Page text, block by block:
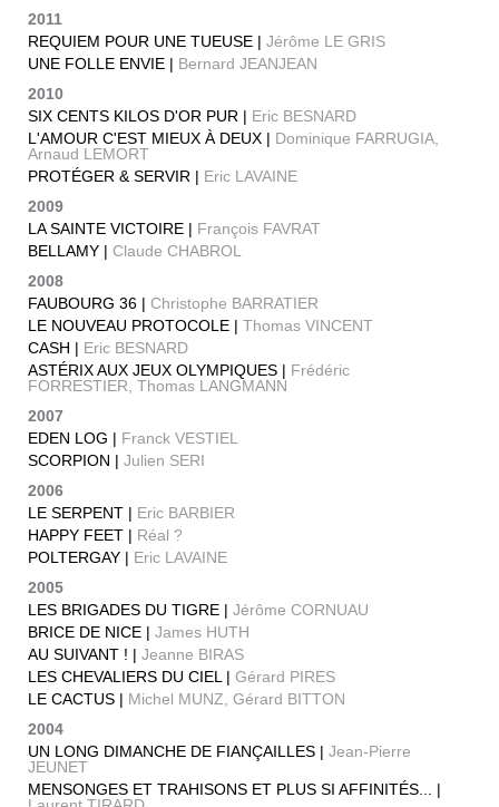
2011
REQUIEM POUR UNE TUEUSE | Jérôme LE GRIS
UNE FOLLE ENVIE | Bernard JEANJEAN
2010
SIX CENTS KILOS D'OR PUR | Eric BESNARD
L'AMOUR C'EST MIEUX À DEUX | Dominique FARRUGIA,
Arnaud LEMORT
PROTÉGER & SERVIR | Eric LAVAINE
2009
LA SAINTE VICTOIRE | François FAVRAT
BELLAMY | Claude CHABROL
2008
FAUBOURG 36 | Christophe BARRATIER
LE NOUVEAU PROTOCOLE | Thomas VINCENT
CASH | Eric BESNARD
ASTÉRIX AUX JEUX OLYMPIQUES | Frédéric
FORRESTIER, Thomas LANGMANN
2007
EDEN LOG | Franck VESTIEL
SCORPION | Julien SERI
2006
LE SERPENT | Eric BARBIER
HAPPY FEET | Réal ?
POLTERGAY | Eric LAVAINE
2005
LES BRIGADES DU TIGRE | Jérôme CORNUAU
BRICE DE NICE | James HUTH
AU SUIVANT ! | Jeanne BIRAS
LES CHEVALIERS DU CIEL | Gérard PIRES
LE CACTUS | Michel MUNZ, Gérard BITTON
2004
UN LONG DIMANCHE DE FIANÇAILLES | Jean-Pierre
JEUNET
MENSONGES ET TRAHISONS ET PLUS SI AFFINITÉS... |